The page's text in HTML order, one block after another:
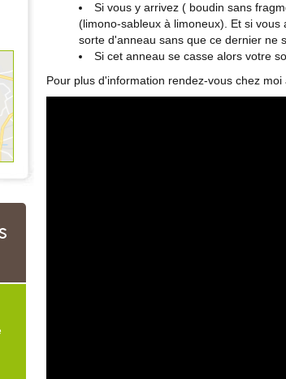
Si vous y arrivez ( boudin sans
(limono-sableux à limoneux). Et si
sorte d'anneau sans que ce dernier ne
Si cet anneau se casse alors votre
Pour plus d'information rendez-vous chez